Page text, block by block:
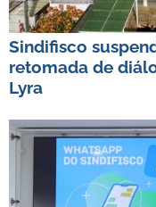
Sindifisco
retomada de
Lyra